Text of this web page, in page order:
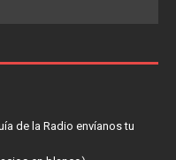
de la Radio envíanos tu